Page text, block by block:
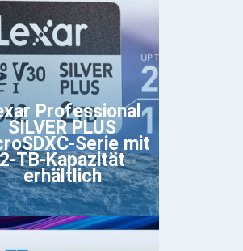
Professional
SILVER PLUS
Serie mit
2-TB-Kapazität
erhältlich